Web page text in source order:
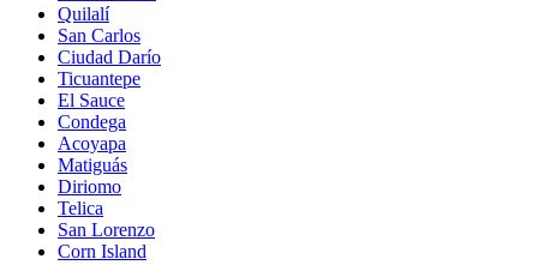
Quilalí
San Carlos
Ciudad Darío
Ticuantepe
El Sauce
Condega
Acoyapa
Matiguás
Diriomo
Telica
San Lorenzo
Corn Island